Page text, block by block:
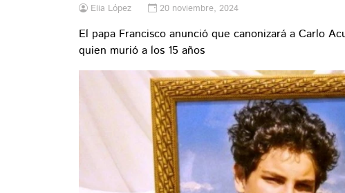
Elia López 20 noviembre, 2024
El papa Francisco anunció que canonizará a Carlo
quien murió a los 15 años